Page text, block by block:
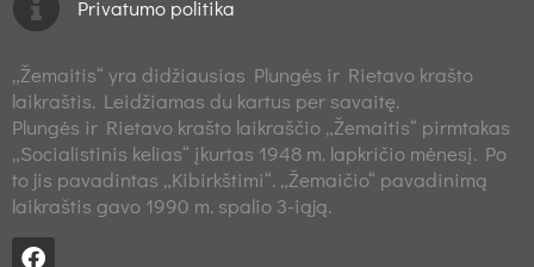
Privatumo politika
„Žemaitis“ yra didžiausias Plungės ir Rietavo krašto
laikraštis. Leidžiamas du kartus per savaitę.
Plungės ir Rietavo krašto laikraščio „Žemaitis“ pirmtakas
„Socialistinis kelias“ įkurtas 1948 m. lapkričio mėnesį. Po
to jis pavadintas „Kibirkštimi“. „Žemaičio“ pavadinimą
laikraštis gavo 1990 m. spalio 3-iąją.